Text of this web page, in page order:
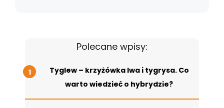
Polecane wpisy:
Tyglew – krzyżówka lwa i tygrysa. Co
warto wiedzieć o hybrydzie?